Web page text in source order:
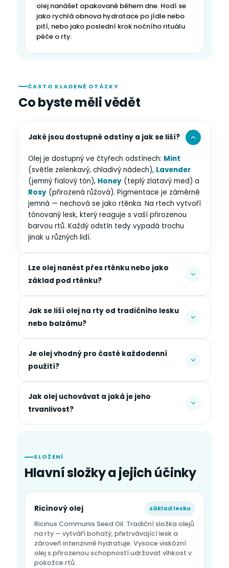
olej nanášet opakovaně během dne. Hodí se
jako rychlá obnova hydratace po jídle nebo
pití, nebo jako poslední krok nočního rituálu
péče o rty.
ČASTO KLADENÉ OTÁZKY
Co byste měli vědět
Jaké jsou dostupné odstíny a jak se liší?
Olej je dostupný ve čtyřech odstínech: Mint
(světle zelenkavý, chladivý nádech), Lavender
(jemný fialový tón), Honey (teplý zlatavý med) a
Rosy (přirozená růžová). Pigmentace je záměrně
jemná — nechová se jako rtěnka. Na rtech vytvoří
tónovaný lesk, který reaguje s vaší přirozenou
barvou rtů. Každý odstín tedy vypadá trochu
jinak u různých lidí.
Lze olej nanést přes rtěnku nebo jako
základ pod rtěnku?
Jak se liší olej na rty od tradičního lesku
nebo balzámu?
Je olej vhodný pro časté každodenní
použití?
Jak olej uchovávat a jaká je jeho
trvanlivost?
SLOŽENÍ
Hlavní složky a jejich účinky
Ricínový olej základ lesku
Ricinus Communis Seed Oil. Tradiční složka olejů
na rty — vytváří bohatý, přetrvávající lesk a
zároveň intenzivně hydratuje. Vysoce viskózní
olej s přirozenou schopností udržovat vlhkost v
pokožce rtů.